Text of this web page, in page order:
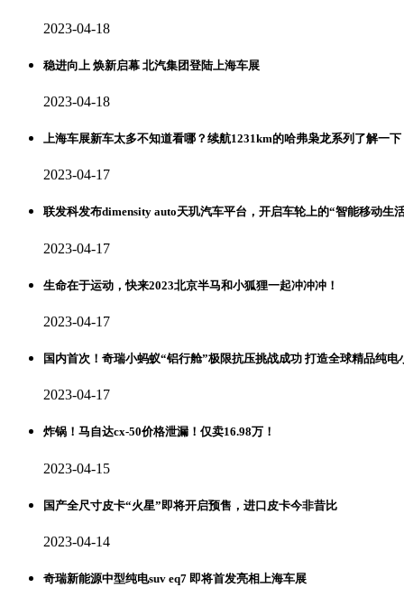
2023-04-18
稳进向上 焕新启幕 北汽集团登陆上海车展
2023-04-18
上海车展新车太多不知道看哪？续航1231km的哈弗枭龙系列了解一下
2023-04-17
联发科发布dimensity auto天玑汽车平台，开启车轮上的“智能移动生
2023-04-17
生命在于运动，快来2023北京半马和小狐狸一起冲冲冲！
2023-04-17
国内首次！奇瑞小蚂蚁“铝行舱”极限抗压挑战成功 打造全球精品纯电
2023-04-17
炸锅！马自达cx-50价格泄漏！仅卖16.98万！
2023-04-15
国产全尺寸皮卡“火星”即将开启预售，进口皮卡今非昔比
2023-04-14
奇瑞新能源中型纯电suv eq7 即将首发亮相上海车展